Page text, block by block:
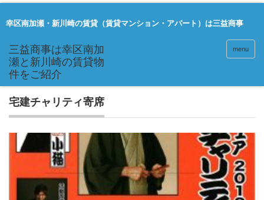
幸区南加瀬・新川崎の賃貸（賃貸マンション・アパート）は三益商事
menu
宅建チャリティ寄席